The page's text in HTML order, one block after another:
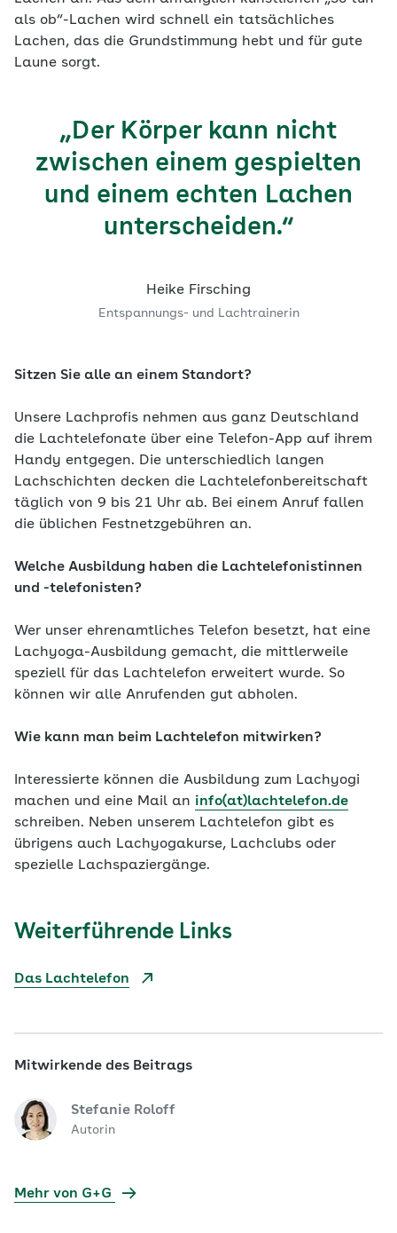
als ob“-Lachen wird schnell ein tatsächliches
Lachen, das die Grundstimmung hebt und für gute
Laune sorgt.
„Der Körper kann nicht
zwischen einem gespielten
und einem echten Lachen
unterscheiden.“
Heike Firsching
Entspannungs- und Lachtrainerin
Sitzen Sie alle an einem Standort?
Unsere Lachprofis nehmen aus ganz Deutschland
die Lachtelefonate über eine Telefon-App auf ihrem
Handy entgegen. Die unterschiedlich langen
Lachschichten decken die Lach­telefonbereitschaft
täglich von 9 bis 21 Uhr ab. Bei einem Anruf fallen
die üblichen Festnetz­gebühren an.
Welche Ausbildung haben die Lachtelefonistinnen
und -telefonisten?
Wer unser ehrenamtliches Telefon besetzt, hat eine
Lachyoga-Ausbildung gemacht, die mittlerweile
speziell für das Lachtelefon erweitert wurde. So
können wir alle Anrufenden gut abholen.
Wie kann man beim Lachtelefon mitwirken?
Interessierte können die Ausbildung zum Lachyogi
machen und eine Mail an info(at)lachtelefon.de
schreiben. Neben unserem Lachtelefon gibt es
übrigens auch Lachyogakurse, Lachclubs oder
spezielle Lachspaziergänge.
Weiterführende Links
Das Lachtelefon
Mitwirkende des Beitrags
Stefanie Roloff
Autorin
Mehr von G+G